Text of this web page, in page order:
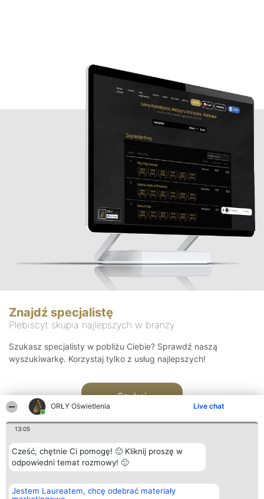
ORŁY Oświetlenia Live chat
13:05
Cześć, chętnie Ci pomogę! 🙂 Kliknij proszę w
odpowiedni temat rozmowy! 🙂
Jestem Laureatem, chcę odebrać materiały
Znajdź specjalistę
Plebiscyt skupia najlepszych w branży
Szukasz specjalisty w pobliżu Ciebie? Sprawdź naszą
wyszukiwarkę. Korzystaj tylko z usług najlepszych!
Szukaj
Organizator plebiscytu
Bright Side Solutions sp. z o.
Plebiscyt
Laureaci
Kontakt
Kontakt